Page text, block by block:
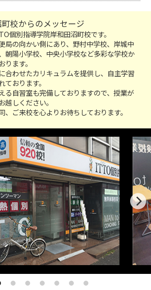
校からのメッセージ
個別指導学院岸和田沼町校です。
局の向かい側にあり、野村中学校、岸城中
朝陽小学校、中央小学校など多彩な学校か
ります。
合わせたカリキュラムを提供し、自主学習
ております。
る自習室も完備しておりますので、授業が
越しください。
、ご来校を心よりお待ちしております。